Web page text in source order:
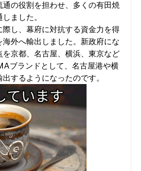
通の役割を担わせ、多くの有田焼
ました。
際し、幕府に対抗する資金力を得
海外へ輸出しました。新政府にな
を京都、名古屋、横浜、東京など
ブランドとして、名古屋港や横
するようになったのです。